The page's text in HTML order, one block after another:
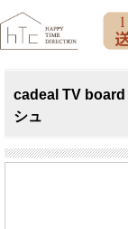
cadeal TV board
シュ